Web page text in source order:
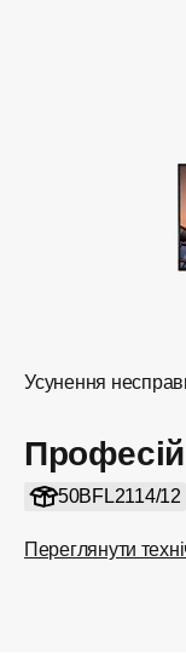
Усунення
50BFL2114/12
Переглянути